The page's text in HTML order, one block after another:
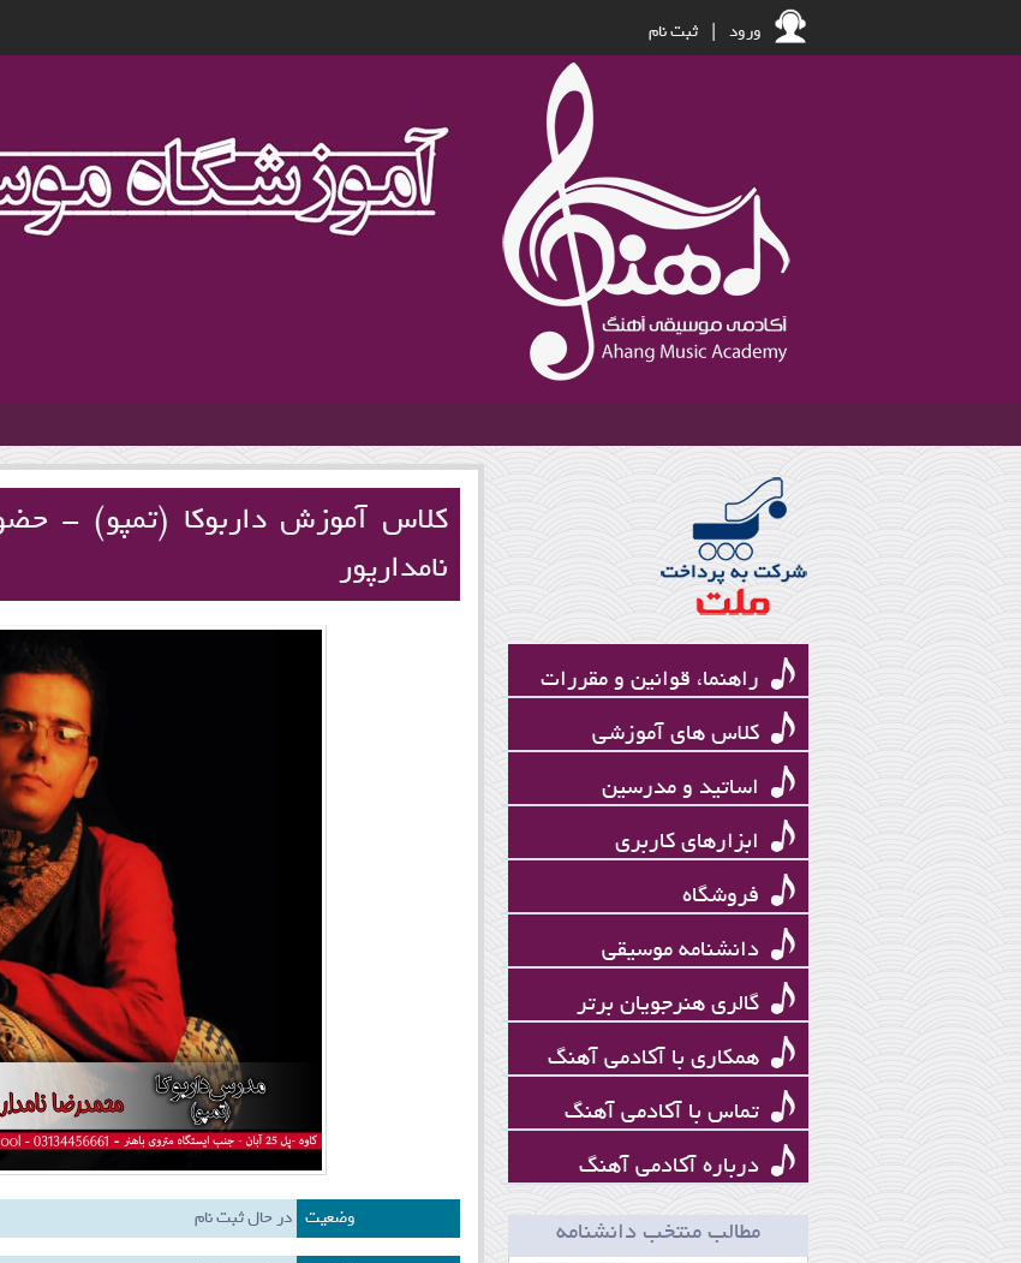
ورود | ثبت نام
راهنما، قوانین و مقررات
کلاس های آموزشی
اساتید و مدرسین
ابزارهای کاربری
فروشگاه
دانشنامه موسیقی
گالری هنرجویان برتر
همکاری با آکادمی آهنگ
تماس با آکادمی آهنگ
درباره آکادمی آهنگ
مطالب منتخب دانشنامه
عود
اﻻدوار ﻓﻲ اﻟﻤﻮﺳﻴﻘﻲ
ناصر رحیمی
پیشینهٔ موسیقى درمانى
کلاس آموزش داربوکا (تمپو) -
نامدارپور
وضعیت در حال ثبت نام